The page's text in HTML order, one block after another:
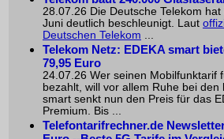
28.07.26 Die Deutsche Telekom
Juni deutlich beschleunigt. Laut
Deutschen Telekom ...
Telekom Netz: EDEKA smart
79,95 Euro
24.07.26 Wer seinen Mobilfunktarif
bezahlt, will vor allem Ruhe bei den
smart senkt nun den Preis für das
Premium. Bis ...
Telefontarifrechner.de